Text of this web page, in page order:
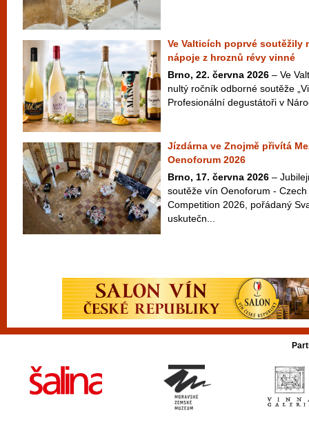
Ve Valticích poprvé soutěžily
nápoje z hroznů révy vinné
Brno, 22. června 2026 – Ve
nultý ročník odborné soutěže
Profesionální degustátoři v
Jízdárna ve Znojmě přivítá
Oenoforum 2026
Brno, 17. června 2026 –
soutěže vín Oenoforum -
Competition 2026, pořádaný
uskutečn...